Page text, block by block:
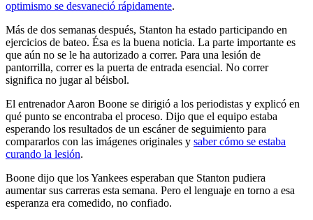
optimismo se desvaneció rápidamente.
Más de dos semanas después, Stanton ha estado participando en
ejercicios de bateo. Ésa es la buena noticia. La parte importante es
que aún no se le ha autorizado a correr. Para una lesión de
pantorrilla, correr es la puerta de entrada esencial. No correr
significa no jugar al béisbol.
El entrenador Aaron Boone se dirigió a los periodistas y explicó en
qué punto se encontraba el proceso. Dijo que el equipo estaba
esperando los resultados de un escáner de seguimiento para
compararlos con las imágenes originales y saber cómo se estaba
curando la lesión.
Boone dijo que los Yankees esperaban que Stanton pudiera
aumentar sus carreras esta semana. Pero el lenguaje en torno a esa
esperanza era comedido, no confiado.